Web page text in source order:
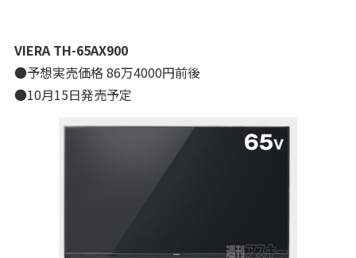
VIERA TH-65AX900
●予想実売価格 86万4000円前後
●10月15日発売予定